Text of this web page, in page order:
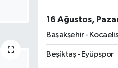
16 Ağustos,
Başakşehir -
Beşiktaş - Eyüpspor